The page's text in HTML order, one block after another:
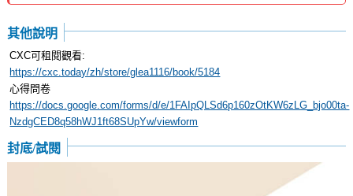
其他說明
CXC可租閱觀看:
https://cxc.today/zh/store/glea1116/book/5184
心得問卷
https://docs.google.com/forms/d/e/1FAIpQLSd6p160zOtKW6zLG_bjo00ta-
NzdgCED8q58hWJ1ft68SUpYw/viewform
封底/試閱